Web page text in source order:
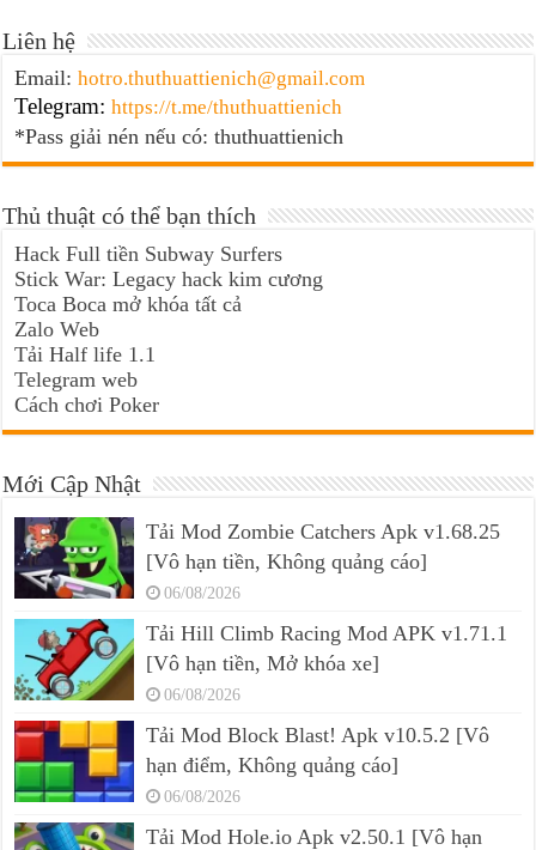
Liên hệ
Email:hotro.thuthuattienich@gmail.com
Telegram: https://t.me/thuthuattienich
*Pass giải nén nếu có: thuthuattienich
Thủ thuật có thể bạn thích
Hack Full tiền Subway Surfers
Stick War: Legacy hack kim cương
Toca Boca mở khóa tất cả
Zalo Web
Tải Half life 1.1
Telegram web
Cách chơi Poker
Mới Cập Nhật
Tải Mod Zombie Catchers Apk v1.68.25
[Vô hạn tiền, Không quảng cáo]
06/08/2026
Tải Hill Climb Racing Mod APK v1.71.1
[Vô hạn tiền, Mở khóa xe]
06/08/2026
Tải Mod Block Blast! Apk v10.5.2 [Vô
hạn điểm, Không quảng cáo]
06/08/2026
Tải Mod Hole.io Apk v2.50.1 [Vô hạn